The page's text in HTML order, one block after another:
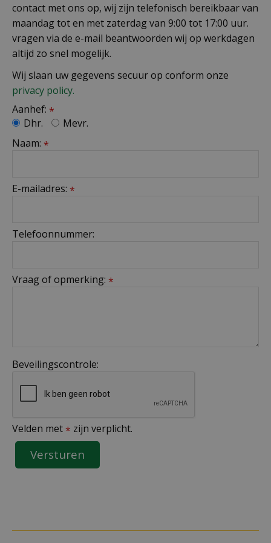
contact met ons op, wij zijn telefonisch bereikbaar van
maandag tot en met zaterdag van 9:00 tot 17:00 uur.
vragen via de e-mail beantwoorden wij op werkdagen
altijd zo snel mogelijk.
Wij slaan uw gegevens secuur op conform onze
privacy policy.
Aanhef: *
Dhr.
Mevr.
Naam: *
E-mailadres: *
Telefoonnummer:
Vraag of opmerking: *
Beveilingscontrole:
Velden met * zijn verplicht.